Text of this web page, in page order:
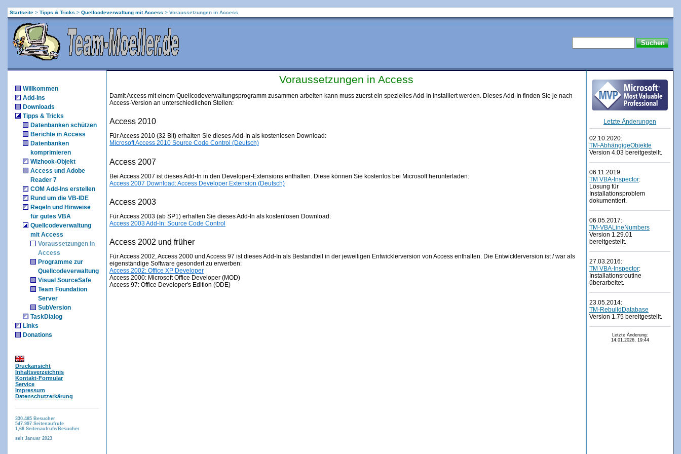
Startseite > Tipps & Tricks > Quellcodeverwaltung mit Access > Voraussetzungen in Access
Willkommen
Add-Ins
Downloads
Tipps & Tricks
Datenbanken schützen
Berichte in Access
Datenbanken
komprimieren
Wizhook-Objekt
Access und Adobe
Reader 7
COM Add-Ins erstellen
Rund um die VB-IDE
Regeln und Hinweise
für gutes VBA
Quellcodeverwaltung
mit Access
Voraussetzungen in
Access
Programme zur
Quellcodeverwaltung
Visual SourceSafe
Team Foundation
Server
SubVersion
TaskDialog
Links
Donations
Druckansicht
Inhaltsverzeichnis
Kontakt-Formular
Service
Impressum
Datenschutzerkärung
330.485 Besucher
547.997 Seitenaufrufe
1,66 Seitenaufrufe/Besucher
seit Januar 2023
Voraussetzungen in Access
Damit Access mit einem Quellcodeverwaltungsprogramm zusammen arbeiten kann muss zuerst ein spezielles Add-In installiert werden. Dieses Add-In finden Sie je nach
Access-Version an unterschiedlichen Stellen:
Access 2010
Für Access 2010 (32 Bit) erhalten Sie dieses Add-In als kostenlosen Download:
Microsoft Access 2010 Source Code Control (Deutsch)
Access 2007
Bei Access 2007 ist dieses Add-In in den Developer-Extensions enthalten. Diese können Sie kostenlos bei Microsoft herunterladen:
Access 2007 Download: Access Developer Extension (Deutsch)
Access 2003
Für Access 2003 (ab SP1) erhalten Sie dieses Add-In als kostenlosen Download:
Access 2003 Add-In: Source Code Control
Access 2002 und früher
Für Access 2002, Access 2000 und Access 97 ist dieses Add-In als Bestandteil in der jeweiligen Entwicklerversion von Access enthalten. Die Entwicklerversion ist / war als
eigenständige Software gesondert zu erwerben:
Access 2002: Office XP Developer
Access 2000: Microsoft Office Developer (MOD)
Access 97: Office Developer's Edition (ODE)
Letzte Änderungen
02.10.2020:
TM-AbhängigeObjekte
Version 4.03 bereitgestellt.
06.11.2019:
TM VBA-Inspector:
Lösung für
Installationsproblem
dokumentiert.
06.05.2017:
TM-VBALineNumbers
Version 1.29.01
bereitgestellt.
27.03.2016:
TM VBA-Inspector:
Installationsroutine
überarbeitet.
23.05.2014:
TM-RebuildDatabase
Version 1.75 bereitgestellt.
Letzte Änderung:
14.01.2026, 19:44